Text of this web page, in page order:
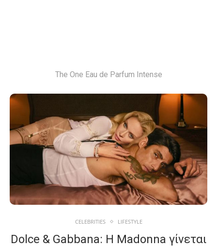
The One Eau de Parfum Intense
CELEBRITIES LIFESTYLE
Dolce & Gabbana: Η Madonna γίνεται